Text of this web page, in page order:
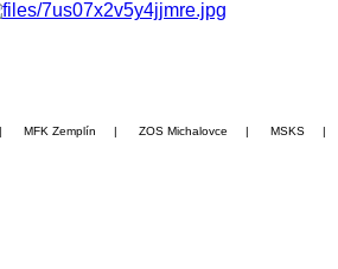
| MFK Zemplín | ZOS Michalovce | MSKS |